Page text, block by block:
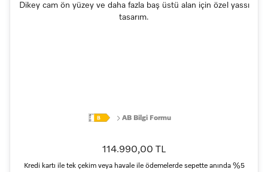
Dikey cam ön yüzey ve daha fazla baş üstü alan için özel yassı
tasarım.
AB Bilgi Formu
114.990,00 TL
Kredi kartı ile tek çekim veya havale ile ödemelerde sepette anında %5